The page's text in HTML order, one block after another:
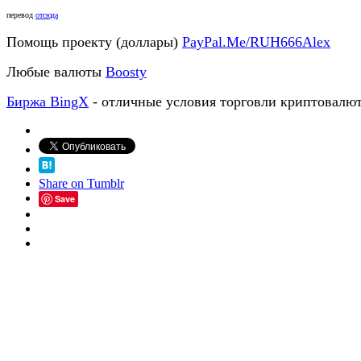
перевод отсюда
Помощь проекту (доллары) PayPal.Me/RUH666Alex
Любые валюты Boosty
Биржа BingX - отличные условия торговли
Share on Tumblr
Save